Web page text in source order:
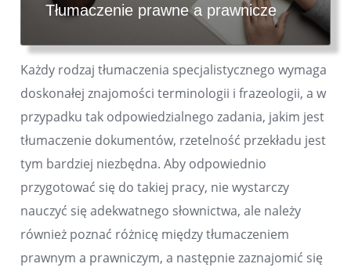
Tłumaczenie prawne a prawnicze
Każdy rodzaj tłumaczenia specjalistycznego wymaga
doskonałej znajomości terminologii i frazeologii, a w
przypadku tak odpowiedzialnego zadania, jakim jest
tłumaczenie dokumentów, rzetelność przekładu jest
tym bardziej niezbędna. Aby odpowiednio
przygotować się do takiej pracy, nie wystarczy
nauczyć się adekwatnego słownictwa, ale należy
również poznać różnicę między tłumaczeniem
prawnym a prawniczym, a następnie zaznajomić się